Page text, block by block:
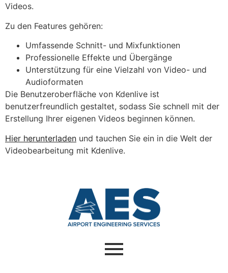
Videos.
Zu den Features gehören:
Umfassende Schnitt- und Mixfunktionen
Professionelle Effekte und Übergänge
Unterstützung für eine Vielzahl von Video- und
Audioformaten
Die Benutzeroberfläche von Kdenlive ist
benutzerfreundlich gestaltet, sodass Sie schnell mit der
Erstellung Ihrer eigenen Videos beginnen können.
Hier herunterladen und tauchen Sie ein in die Welt der
Videobearbeitung mit Kdenlive.